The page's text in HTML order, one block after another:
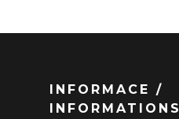
INFORMACE /
INFORMATIONS